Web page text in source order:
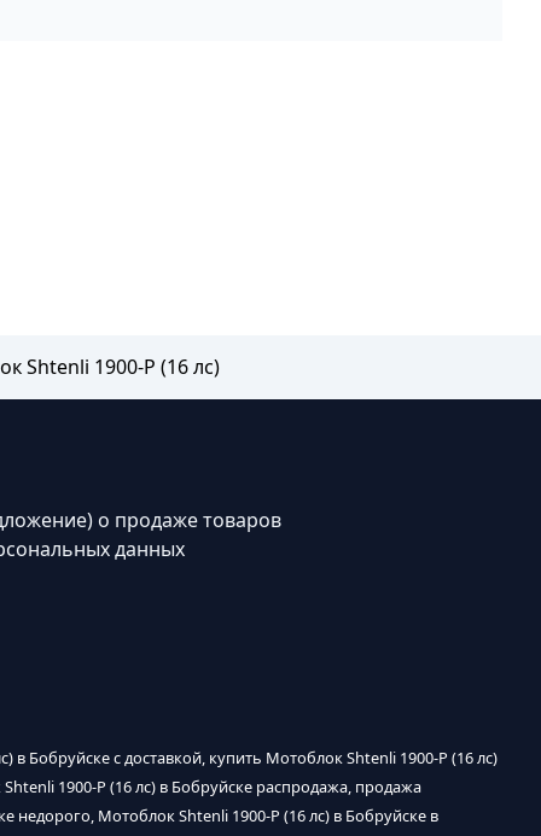
Shtenli 1900-P (16 лс)
о продаже товаров
данных
в Бобруйске с доставкой, купить Мотоблок Shtenli 1900-P (16 лс)
1900-P (16 лс) в Бобруйске распродажа, продажа
недорого, Мотоблок Shtenli 1900-P (16 лс) в Бобруйске в